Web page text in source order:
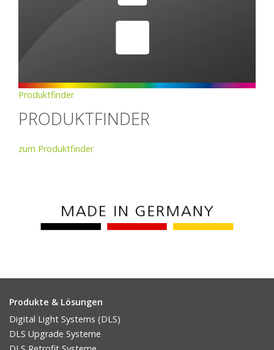
Produktfinder
PRODUKTFINDER
zum Produktfinder
Produkte & Lösungen
Digital Light Systems (DLS)
DLS Upgrade Systeme